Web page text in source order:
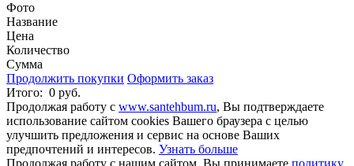
Фото
Название
Цена
Количество
Сумма
Продолжить покупки Оформить заказ
Итого: 0 руб.
Продолжая работу с www.santehbum.ru, Вы подтверждаете
использование сайтом cookies Вашего браузера с целью
улучшить предложения и сервис на основе Ваших
предпочтений и интересов. Узнать больше
Продолжая работу с нашим сайтом, Вы принимаете политику